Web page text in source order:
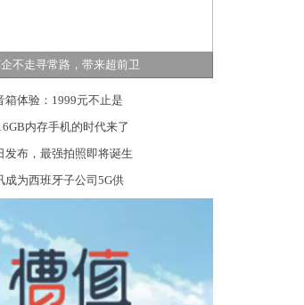
不走寻常路，带来超前卫
箱体验：1999元不止是
内存手机的时代来了
布，最强拍照即将诞生
成为西班牙子公司5G供